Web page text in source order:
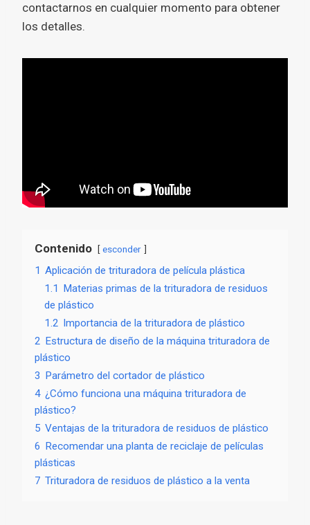
contactarnos en cualquier momento para obtener
los detalles.
Contenido esconder
1 Aplicación de trituradora de película plástica
1.1 Materias primas de la trituradora de residuos
de plástico
1.2 Importancia de la trituradora de plástico
2 Estructura de diseño de la máquina trituradora de
plástico
3 Parámetro del cortador de plástico
4 ¿Cómo funciona una máquina trituradora de
plástico?
5 Ventajas de la trituradora de residuos de plástico
6 Recomendar una planta de reciclaje de películas
plásticas
7 Trituradora de residuos de plástico a la venta